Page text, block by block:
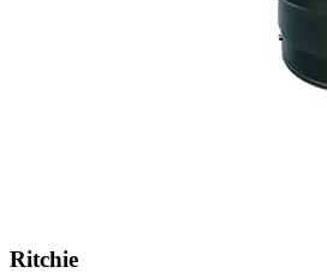
Ritchie